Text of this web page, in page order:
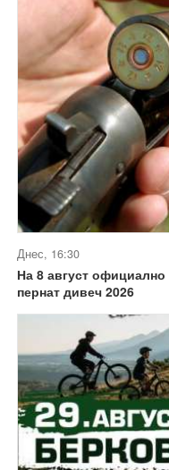
Днес, 16:30
На 8 август
пернат дивеч 2026